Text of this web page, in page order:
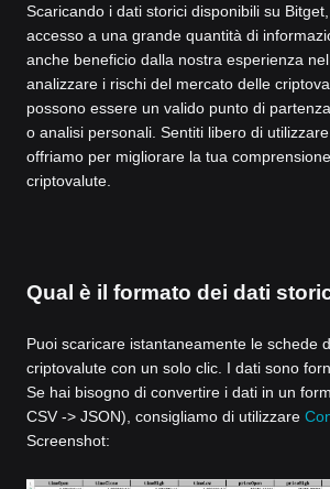
Scaricando i dati storici disponibili su
accesso a una grande quantità di
anche beneficio dalla nostra esperienza
analizzare i rischi del mercato delle
possono essere un valido punto di
o analisi personali. Sentiti libero di
offriamo per migliorare la tua
criptovalute.
Qual è il formato dei dati
Puoi scaricare istantaneamente le schede
criptovalute con un solo clic. I dati sono
Se hai bisogno di convertire i dati in un
CSV -> JSON), consigliamo di utilizzare
Screenshot: